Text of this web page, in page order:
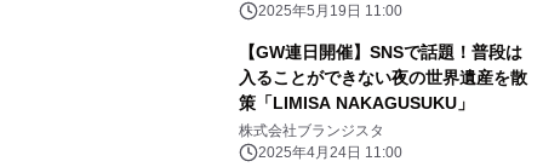
2025年5月19日 11:00
【GW連日開催】SNSで話題！普段は
入ることができない夜の世界遺産を散
策「LIMISA NAKAGUSUKU」
株式会社ブランジスタ
2025年4月24日 11:00